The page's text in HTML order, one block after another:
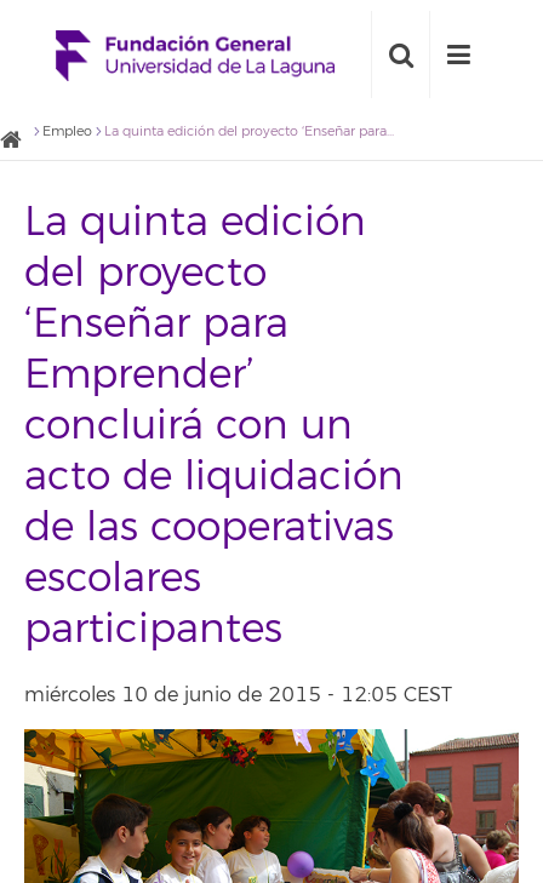
Empleo La quinta edición del proyecto ‘Enseñar para Emprender’ concluirá con un acto de liquidación de las cooperativas escolares participantes
La quinta edición
del proyecto
‘Enseñar para
Emprender’
concluirá con un
acto de liquidación
de las cooperativas
escolares
participantes
miércoles 10 de junio de 2015 - 12:05 CEST